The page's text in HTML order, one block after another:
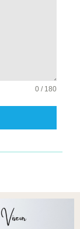
0 / 180